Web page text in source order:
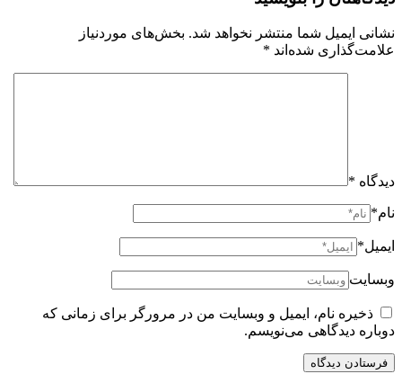
نشانی ایمیل شما منتشر نخواهد شد. بخش‌های موردنیاز
علامت‌گذاری شده‌اند *
دیدگاه *
نام*
ایمیل*
وبسایت
ذخیره نام، ایمیل و وبسایت من در مرورگر برای زمانی که
دوباره دیدگاهی می‌نویسم.